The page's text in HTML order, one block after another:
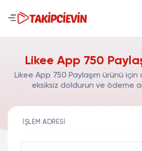
Likee App 750
Likee App 750 Paylaşım ürünü
eksiksiz doldurun ve ödeme
İŞLEM ADRESI